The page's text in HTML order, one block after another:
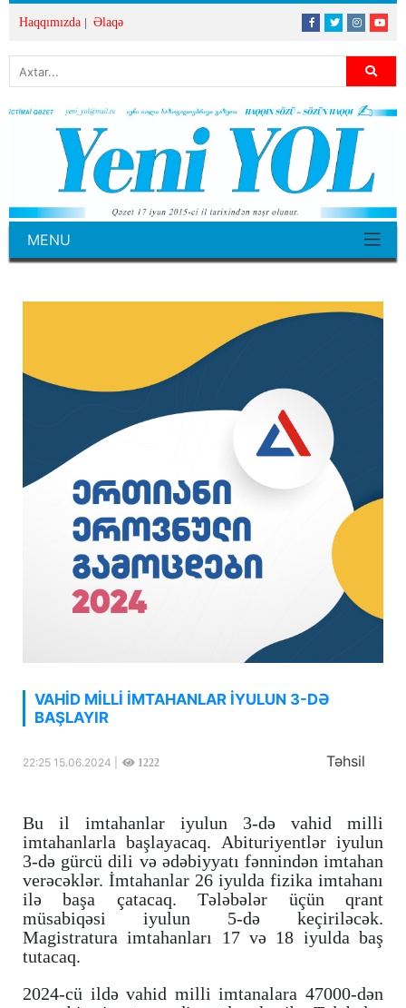
Haqqımızda Əlaqə
MENU
VAHİD MİLLİ İMTAHANLAR İYULUN 3-DƏ
BAŞLAYIR
22:25 15.06.2024 | 1222 Təhsil
Bu il imtahanlar iyulun 3-də vahid milli
imtahanlarla başlayacaq. Abituriyentlər iyulun
3-də gürcü dili və ədəbiyyatı fənnindən imtahan
verəcəklər. İmtahanlar 26 iyulda fizika imtahanı
ilə başa çatacaq. Tələbələr üçün qrant
müsabiqəsi iyulun 5-də keçiriləcək.
Magistratura imtahanları 17 və 18 iyulda baş
tutacaq.
2024-cü ildə vahid milli imtanalara 47000-dən